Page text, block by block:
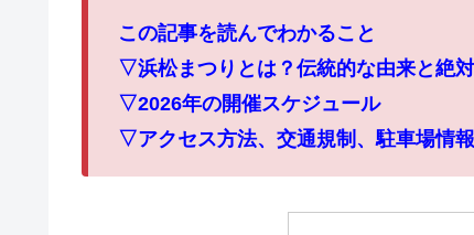
この記事を読んでわかること
▽浜松まつりとは？伝統的な由来と絶
▽2026年の開催スケジュール
▽アクセス方法、交通規制、駐車場情報